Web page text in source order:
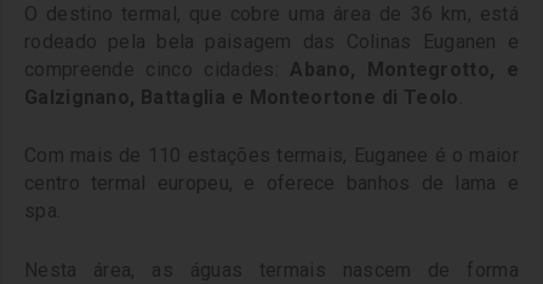
O destino termal, que cobre uma área de 36 km, está
rodeado pela bela paisagem das Colinas Euganen e
compreende cinco cidades:
Abano, Montegrotto, e
Galzignano, Battaglia e Monteortone di Teolo
Com mais de 110 estações termais, Euganee é o maior
centro termal europeu, e oferece banhos de lama e
spa.
Nesta área, as águas termais nascem de forma